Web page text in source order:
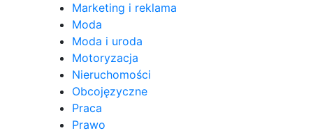
Marketing i reklama
Moda
Moda i uroda
Motoryzacja
Nieruchomości
Obcojęzyczne
Praca
Prawo